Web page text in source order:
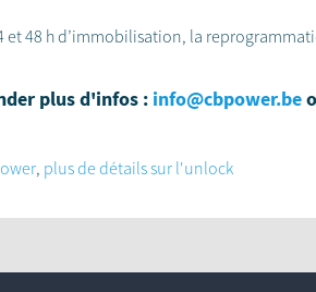
et 48 h d’immobilisation, la
plus d'infos : info@cbpower.be
, plus de détails sur l'unlock